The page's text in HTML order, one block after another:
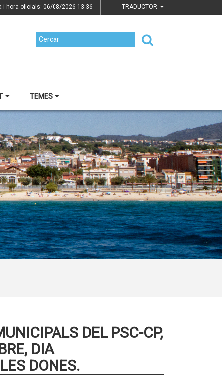
i hora oficials: 06/08/2026 13:36 TRADUCTOR
TEMES
DEL PSC-CP,
DIA
DONES.